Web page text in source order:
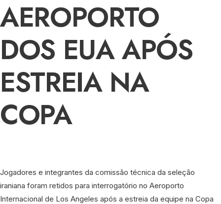
AEROPORTO
DOS EUA APÓS
ESTREIA NA
COPA
Jogadores e integrantes da comissão técnica da seleção
iraniana foram retidos para interrogatório no Aeroporto
Internacional de Los Angeles após a estreia da equipe na Copa